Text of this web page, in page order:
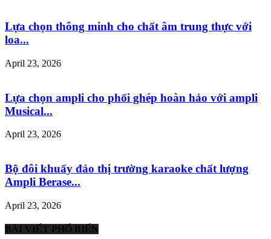
Lựa chọn thông minh cho chất âm trung thực với
loa...
April 23, 2026
Lựa chọn ampli cho phối ghép hoàn hảo với ampli
Musical...
April 23, 2026
Bộ đôi khuấy đảo thị trường karaoke chất lượng
Ampli Berase...
April 23, 2026
BÀI VIẾT PHỔ BIẾN